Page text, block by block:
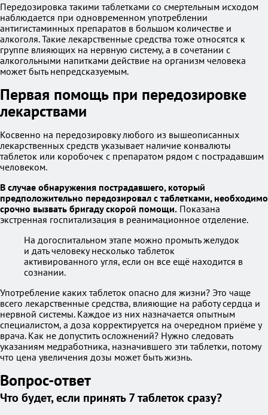
Передозировка такими таблетками со смертельным исходом
наблюдается при одновременном употреблении
антигистаминных препаратов в большом количестве и
алкоголя. Такие лекарственные средства тоже относятся к
группе влияющих на нервную систему, а в сочетании с
алкогольными напитками действие на организм человека
может быть непредсказуемым.
Первая помощь при передозировке
лекарствами
Косвенно на передозировку любого из вышеописанных
лекарственных средств указывает наличие конвалюты
таблеток или коробочек с препаратом рядом с пострадавшим
человеком.
В случае обнаружения пострадавшего, который
предположительно передозировал с таблетками, необходимо
срочно вызвать бригаду скорой помощи. Показана
экстренная госпитализация в реанимационное отделение.
На догоспитальном этапе можно промыть желудок
и дать человеку несколько таблеток
активированного угля, если он все ещё находится в
сознании.
Употребление каких таблеток опасно для жизни? Это чаще
всего лекарственные средства, влияющие на работу сердца и
нервной системы. Каждое из них назначается опытным
специалистом, а доза корректируется на очередном приёме у
врача. Как не допустить осложнений? Нужно следовать
указаниям медработника, назначившего эти таблетки, потому
что цена увеличения дозы может быть жизнь.
Вопрос-ответ
Что будет, если принять 7 таблеток сразу?